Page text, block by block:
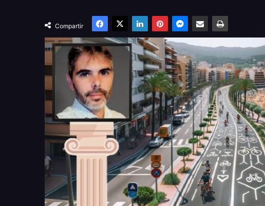
Compartir
Facebook
X LinkedInPinterestMessenger
Compartir por email Imprimir